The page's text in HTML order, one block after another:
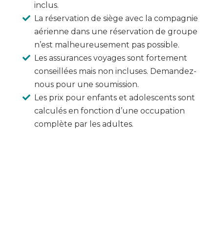
inclus.
La réservation de siège avec la compagnie
aérienne dans une réservation de groupe
n’est malheureusement pas possible.
Les assurances voyages sont fortement
conseillées mais non incluses. Demandez-
nous pour une soumission.
Les prix pour enfants et adolescents sont
calculés en fonction d’une occupation
complète par les adultes.